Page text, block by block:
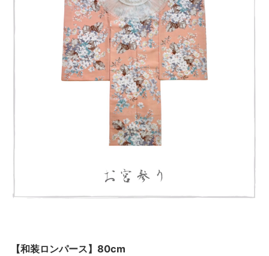
【和装ロンパース】80cm